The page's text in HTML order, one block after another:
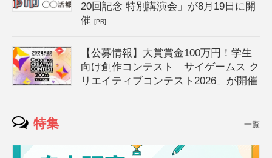
20回記念 特別講演会」が8月19日に開
催[PR]
【公募情報】大賞賞金100万円！学生
向け創作コンテスト「サイゲームス ク
リエイティブコンテスト2026」が開催
特集 一覧